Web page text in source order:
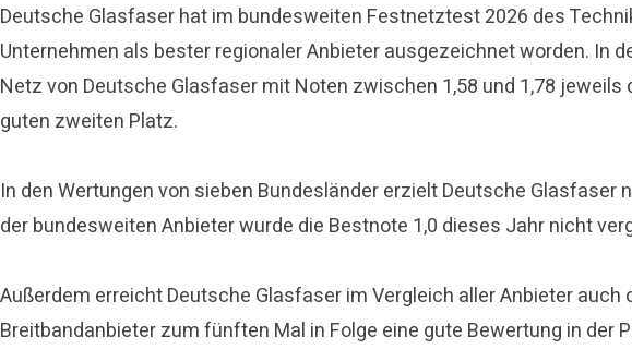
Deutsche Glasfaser hat im bundesweiten Festnetztest 2026 des
Unternehmen als bester regionaler Anbieter ausgezeichnet worden. In
Netz von Deutsche Glasfaser mit Noten zwischen 1,58 und 1,78
guten zweiten Platz.
In den Wertungen von sieben Bundesländer erzielt Deutsche
der bundesweiten Anbieter wurde die Bestnote 1,0 dieses Jahr nicht
Außerdem erreicht Deutsche Glasfaser im Vergleich aller Anbieter
Breitbandanbieter zum fünften Mal in Folge eine gute Bewertung in